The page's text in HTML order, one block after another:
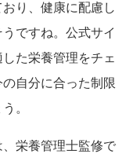
り、健康に配慮し
ですね。公式サイ
た栄養管理をチェ
自分に合った制限
。
栄養管理士監修で